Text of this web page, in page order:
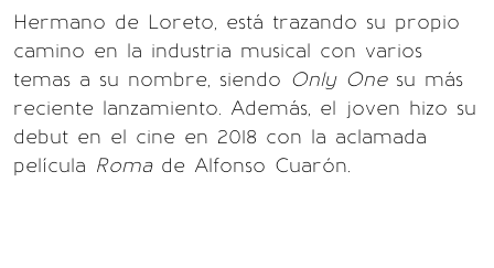
Hermano de Loreto, está trazando su propio
camino en la industria musical con varios
temas a su nombre, siendo Only One su más
reciente lanzamiento. Además, el joven hizo su
debut en el cine en 2018 con la aclamada
película Roma de Alfonso Cuarón.